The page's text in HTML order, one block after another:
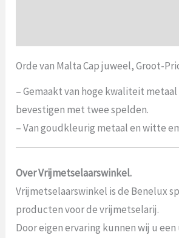
Orde van Malta Cap juweel, Groot-
– Gemaakt van hoge kwaliteit
bevestigen met twee spelden.
– Van goudkleurig metaal en witte
Over Vrijmetselaarswinkel.
Vrijmetselaarswinkel is de Benelux
producten voor de vrijmetselarij.
Door eigen ervaring kunnen wij u